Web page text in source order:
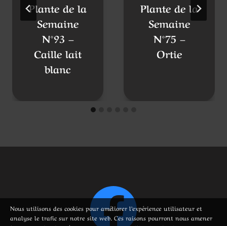
Plante de la
Semaine
N°93 –
Caille lait
blanc
Plante de la
Semaine
N°75 –
Ortie
Nous utilisons des cookies pour améliorer l’expérience utilisateur et
analyse le trafic sur notre site web. Ces raisons pourront nous amener